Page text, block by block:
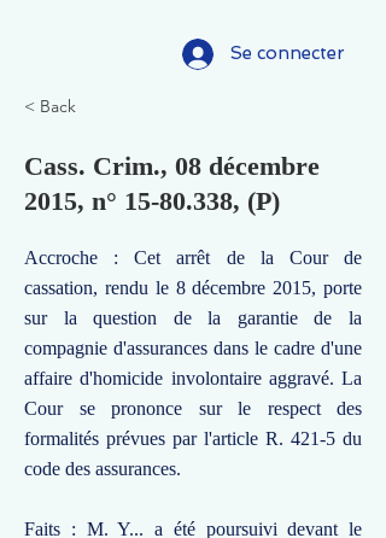
Se connecter
< Back
Cass. Crim., 08 décembre
2015, n° 15-80.338, (P)
Accroche : Cet arrêt de la Cour de
cassation, rendu le 8 décembre 2015, porte
sur la question de la garantie de la
compagnie d'assurances dans le cadre d'une
affaire d'homicide involontaire aggravé. La
Cour se prononce sur le respect des
formalités prévues par l'article R. 421-5 du
code des assurances.
Faits : M. Y... a été poursuivi devant le